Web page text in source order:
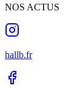
NOS ACTUS
hallb.fr